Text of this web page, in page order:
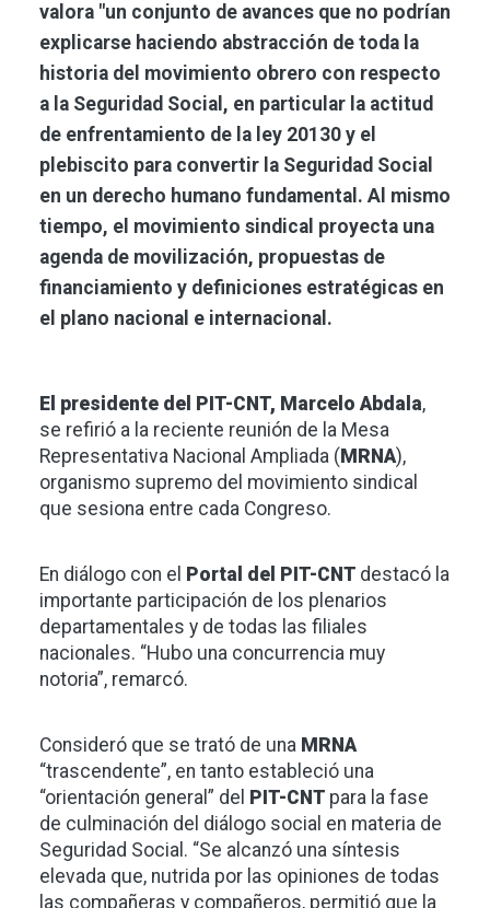
valora "un conjunto de avances que no podrían
explicarse haciendo abstracción de toda la
historia del movimiento obrero con respecto
a la Seguridad Social, en particular la actitud
de enfrentamiento de la ley 20130 y el
plebiscito para convertir la Seguridad Social
en un derecho humano fundamental. Al mismo
tiempo, el movimiento sindical proyecta una
agenda de movilización, propuestas de
financiamiento y definiciones estratégicas en
el plano nacional e internacional.
El presidente del PIT-CNT, Marcelo Abdala,
se refirió a la reciente reunión de la Mesa
Representativa Nacional Ampliada ( MRNA),
organismo supremo del movimiento sindical
que sesiona entre cada Congreso.
En diálogo con el Portal del PIT-CNT destacó la
importante participación de los plenarios
departamentales y de todas las filiales
nacionales. “Hubo una concurrencia muy
notoria”, remarcó.
Consideró que se trató de una MRNA
“trascendente”, en tanto estableció una
“orientación general” del
PIT-CNT para la fase
de culminación del diálogo social en materia de
Seguridad Social. “Se alcanzó una síntesis
elevada que, nutrida por las opiniones de todas
las compañeras y compañeros, permitió que la